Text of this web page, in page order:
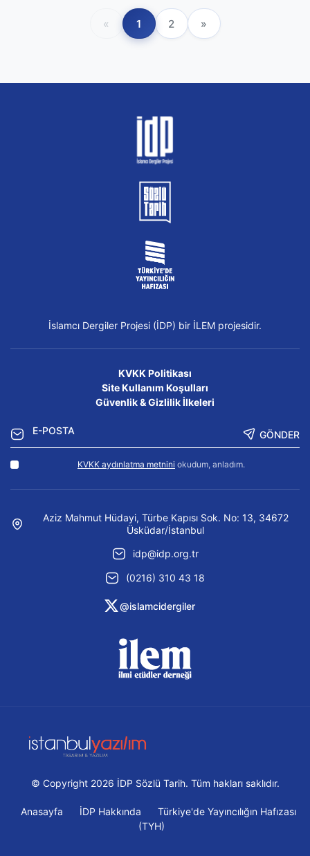
« 1 2 »
İslamcı Dergiler Projesi (İDP) bir İLEM projesidir.
KVKK Politikası
Site Kullanım Koşulları
Güvenlik & Gizlilik İlkeleri
GÖNDER
KVKK aydınlatma metnini okudum, anladım.
Aziz Mahmut Hüdayi, Türbe Kapısı Sok. No: 13, 34672
Üsküdar/İstanbul
idp@idp.org.tr
(0216) 310 43 18
@islamcidergiler
© Copyright 2026 İDP Sözlü Tarih. Tüm hakları saklıdır.
Anasayfa İDP Hakkında
Türkiye'de Yayıncılığın Hafızası
(TYH)